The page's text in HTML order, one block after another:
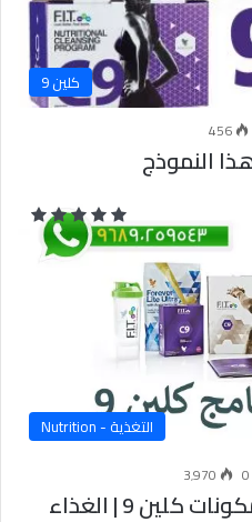
كلين 9
456
التغذية - Nutrition
0 3٬970
بالفيديو كلين 9 | ماهي مكونات كلين 9 | الغذاء